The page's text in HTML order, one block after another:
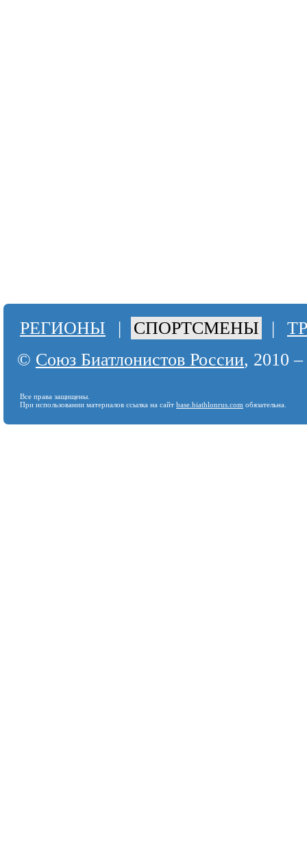
РЕГИОНЫ | СПОРТСМЕНЫ |
© Союз Биатлонистов России, 2010
Все права защищены.
При использовании материалов ссылка на сайт base.biathlonrus.com обязательна.